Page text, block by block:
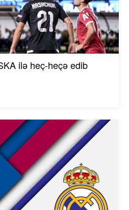
ilə heç-heçə edib